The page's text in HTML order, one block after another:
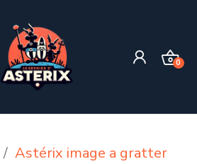
0
Astérix image a gratter